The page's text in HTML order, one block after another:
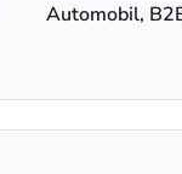
Automobil,